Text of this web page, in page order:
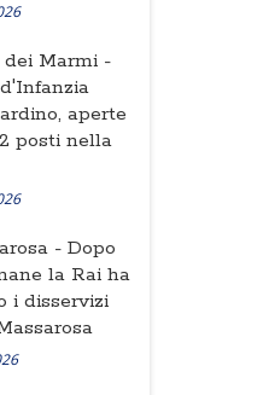
dei Marmi -
aperte
posti nella
- Dopo
la Rai ha
i disservizi